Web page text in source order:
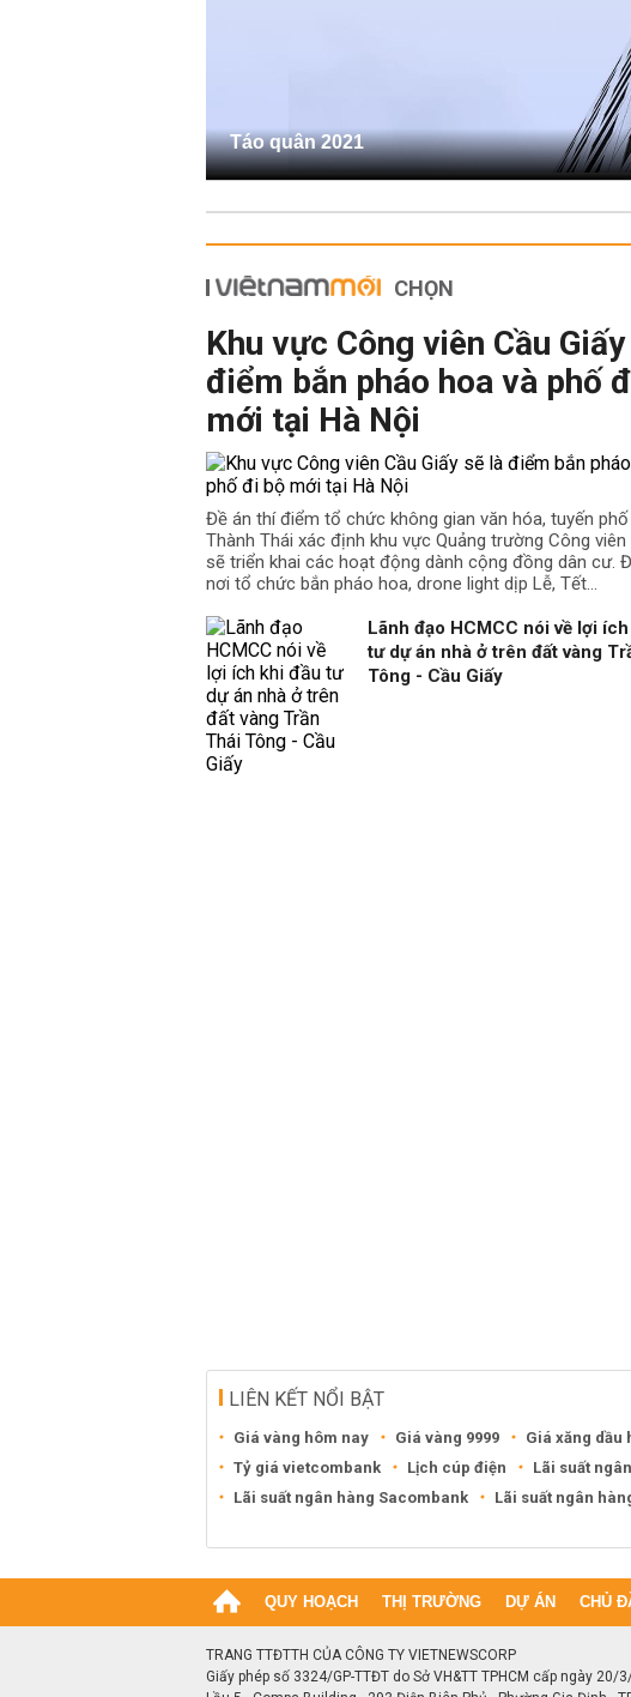
Táo quân 2021
CHỌN
Khu vực Công viên Cầu
điểm bắn pháo hoa và phố
mới tại Hà Nội
Đề án thí điểm tổ chức không gian văn hóa, tuyến
Thành Thái xác định khu vực Quảng trường Công viên
sẽ triển khai các hoạt động dành cộng đồng dân cư.
nơi tổ chức bắn pháo hoa, drone light dịp Lễ, Tết...
Lãnh đạo HCMCC nói về lợi
tư dự án nhà ở trên đất vàng
Tông - Cầu Giấy
LIÊN KẾT NỔI BẬT
Giá vàng hôm nay Giá vàng 9999 Giá xăng dầu
Tỷ giá vietcombank
Lịch cúp điện Lãi suất
Lãi suất ngân hàng Sacombank
Lãi suất ngân
QUY HOẠCH THỊ TRƯỜNG DỰ ÁN CHỦ
TRANG TTĐTTH CỦA CÔNG TY VIETNEWSCORP
Giấy phép số 3324/GP-TTĐT do Sở VH&TT TPHCM cấp ngày 20/